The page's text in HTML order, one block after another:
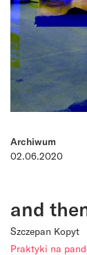
Archiwum
02.06.2020
and
Szczepan Kopyt
Praktyki na